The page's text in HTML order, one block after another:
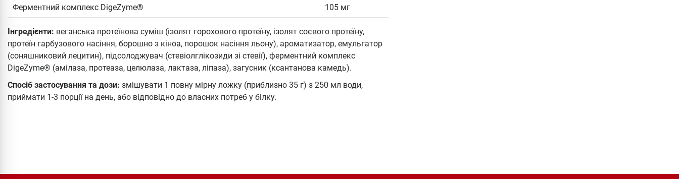
Ферментний комплекс DigeZyme® 105 мг
Інгредієнти: веганська протеїнова суміш (ізолят горохового протеїну, ізолят соєвого протеїну,
протеїн гарбузового насіння, борошно з кіноа, порошок насіння льону), ароматизатор, емульгатор
(соняшниковий лецитин), підсолоджувач (стевіолглікозиди зі стевії), ферментний комплекс
DigeZyme® (амілаза, протеаза, целюлаза, лактаза, ліпаза), загусник (ксантанова камедь).
Спосіб застосування та дози: змішувати 1 повну мірну ложку (приблизно 35 г) з 250 мл води,
приймати 1-3 порції на день, або відповідно до власних потреб у білку.